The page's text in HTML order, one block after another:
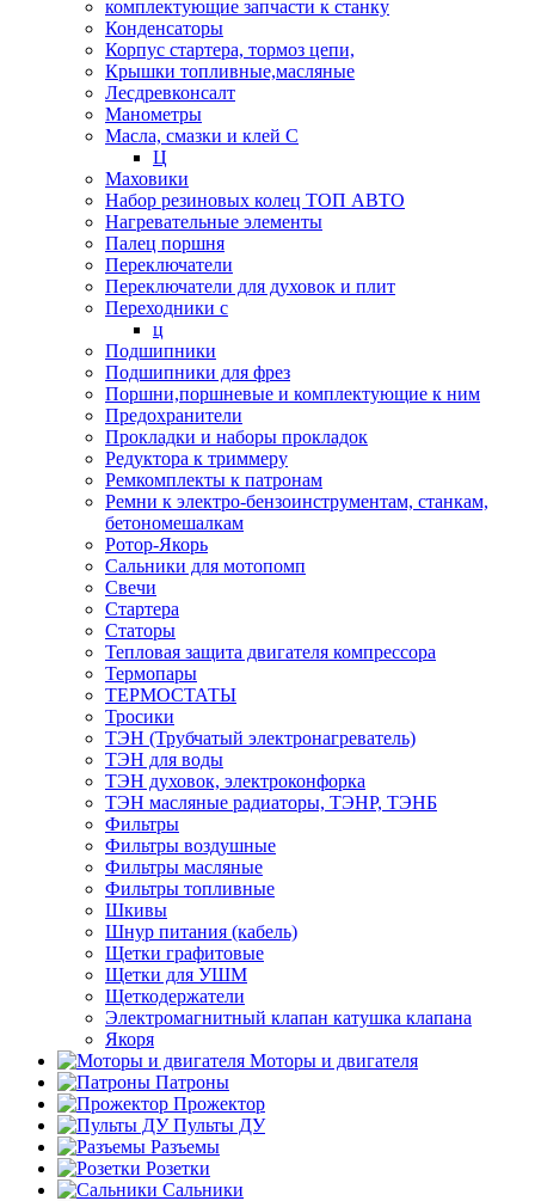
комплектующие запчасти к станку
Конденсаторы
Корпус стартера, тормоз цепи,
Крышки топливные,масляные
Лесдревконсалт
Манометры
Масла, смазки и клей С
Ц
Маховики
Набор резиновых колец ТОП АВТО
Нагревательные элементы
Палец поршня
Переключатели
Переключатели для духовок и плит
Переходники с
ц
Подшипники
Подшипники для фрез
Поршни,поршневые и комплектующие к ним
Предохранители
Прокладки и наборы прокладок
Редуктора к триммеру
Ремкомплекты к патронам
Ремни к электро-бензоинструментам, станкам,
бетономешалкам
Ротор-Якорь
Сальники для мотопомп
Свечи
Стартера
Статоры
Тепловая защита двигателя компрессора
Термопары
ТЕРМОСТАТЫ
Тросики
ТЭН (Трубчатый электронагреватель)
ТЭН для воды
ТЭН духовок, электроконфорка
ТЭН масляные радиаторы, ТЭНР, ТЭНБ
Фильтры
Фильтры воздушные
Фильтры масляные
Фильтры топливные
Шкивы
Шнур питания (кабель)
Щетки графитовые
Щетки для УШМ
Щеткодержатели
Электромагнитный клапан катушка клапана
Якоря
Моторы и двигателя
Патроны
Прожектор
Пульты ДУ
Разъемы
Розетки
Сальники